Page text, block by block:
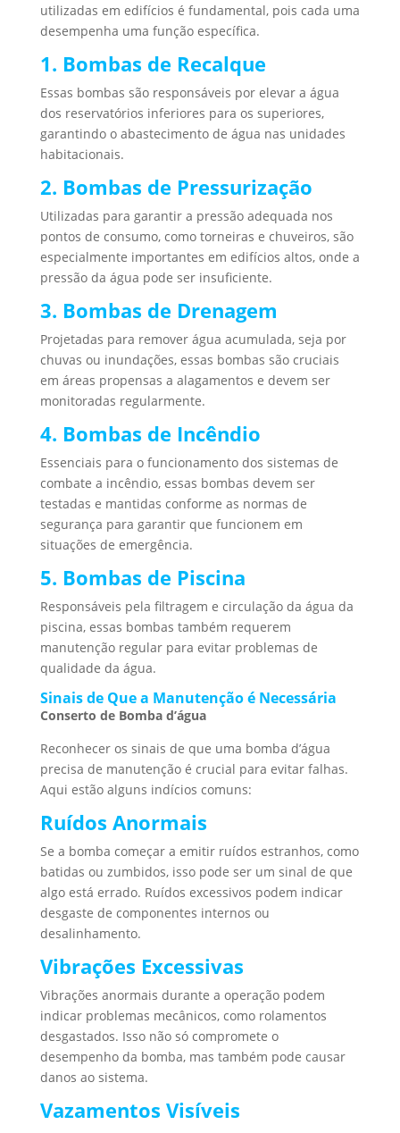
utilizadas em edifícios é fundamental, pois cada uma
desempenha uma função específica.
1. Bombas de Recalque
Essas bombas são responsáveis por elevar a água
dos reservatórios inferiores para os superiores,
garantindo o abastecimento de água nas unidades
habitacionais.
2. Bombas de Pressurização
Utilizadas para garantir a pressão adequada nos
pontos de consumo, como torneiras e chuveiros, são
especialmente importantes em edifícios altos, onde a
pressão da água pode ser insuficiente.
3. Bombas de Drenagem
Projetadas para remover água acumulada, seja por
chuvas ou inundações, essas bombas são cruciais
em áreas propensas a alagamentos e devem ser
monitoradas regularmente.
4. Bombas de Incêndio
Essenciais para o funcionamento dos sistemas de
combate a incêndio, essas bombas devem ser
testadas e mantidas conforme as normas de
segurança para garantir que funcionem em
situações de emergência.
5. Bombas de Piscina
Responsáveis pela filtragem e circulação da água da
piscina, essas bombas também requerem
manutenção regular para evitar problemas de
qualidade da água.
Sinais de Que a Manutenção é Necessária
Conserto de Bomba d’água
Reconhecer os sinais de que uma bomba d’água
precisa de manutenção é crucial para evitar falhas.
Aqui estão alguns indícios comuns:
Ruídos Anormais
Se a bomba começar a emitir ruídos estranhos, como
batidas ou zumbidos, isso pode ser um sinal de que
algo está errado. Ruídos excessivos podem indicar
desgaste de componentes internos ou
desalinhamento.
Vibrações Excessivas
Vibrações anormais durante a operação podem
indicar problemas mecânicos, como rolamentos
desgastados. Isso não só compromete o
desempenho da bomba, mas também pode causar
danos ao sistema.
Vazamentos Visíveis